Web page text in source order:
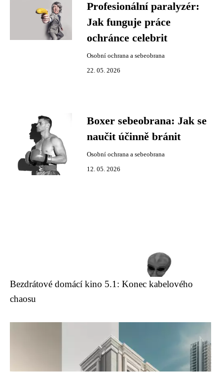
Profesionální paralyzér:
Jak funguje práce
ochránce celebrit
Osobní ochrana a sebeobrana
22. 05. 2026
Boxer sebeobrana: Jak se
naučit účinně bránit
Osobní ochrana a sebeobrana
12. 05. 2026
Bezdrátové domácí kino 5.1: Konec kabelového
chaosu